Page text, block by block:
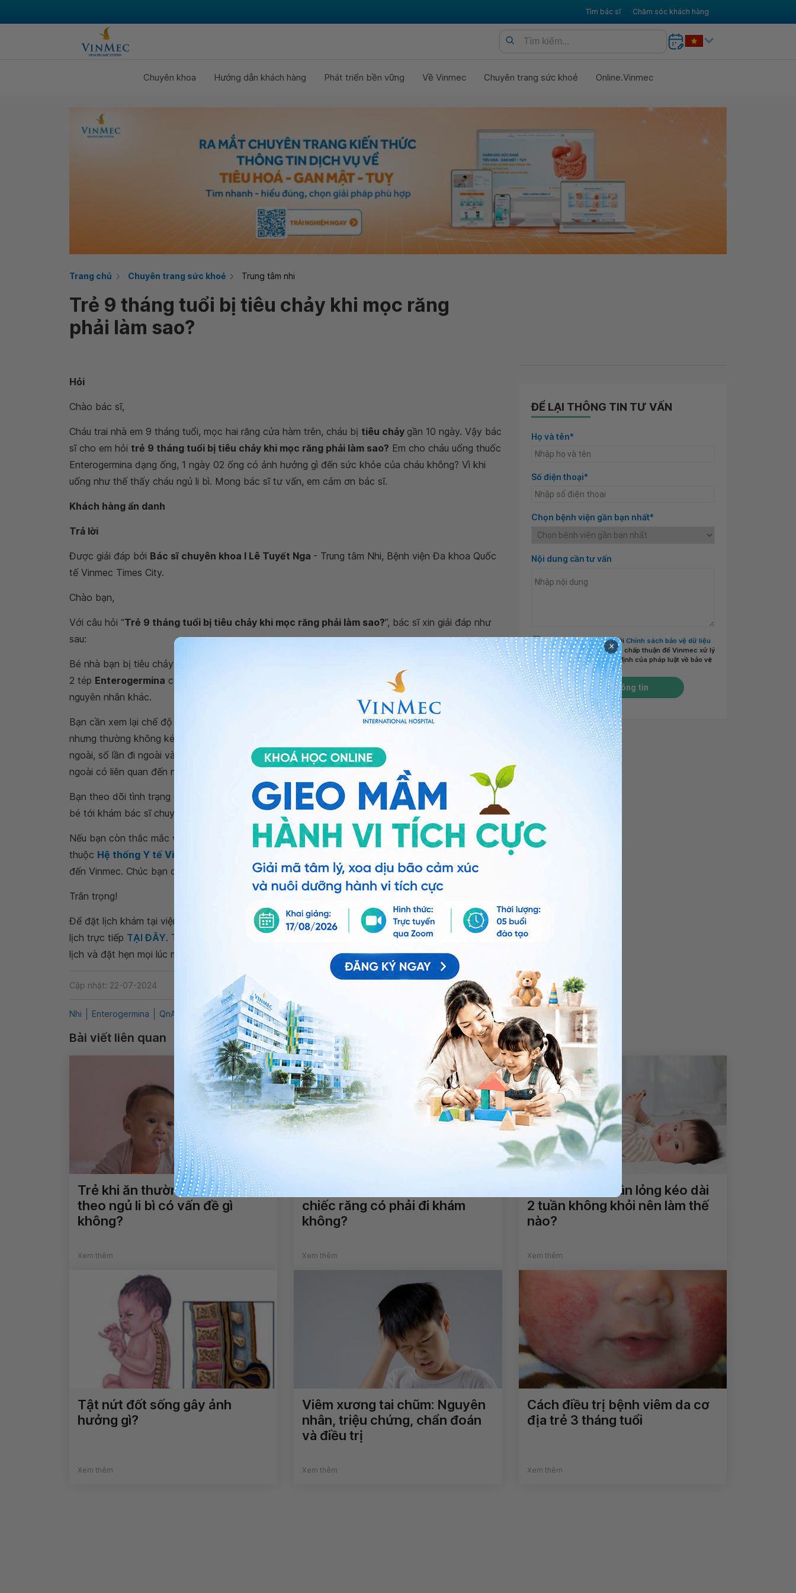
Tìm bác sĩ Chăm sóc khách hàng
Chuyên khoa Hướng dẫn khách hàng Phát triển bền vững Về Vinmec Chuyên trang sức khoẻ Online.Vinmec
Trang chủ Chuyên trang sức khoẻ Trung tâm nhi
Trẻ 9 tháng tuổi bị tiêu chảy khi mọc răng
phải làm sao?
Hỏi
Chào bác sĩ,
Cháu trai nhà em 9 tháng tuổi, mọc hai răng cửa hàm trên, cháu bị tiêu chảy gần 10 ngày. Vậy bác
sĩ cho em hỏi trẻ 9 tháng tuổi bị tiêu chảy khi mọc răng phải làm sao? Em cho cháu uống thuốc
Enterogermina dạng ống, 1 ngày 02 ống có ảnh hưởng gì đến sức khỏe của cháu không? Vì khi
uống như thế thấy cháu ngủ li bì. Mong bác sĩ tư vấn, em cảm ơn bác sĩ.
Khách hàng ẩn danh
Trả lời
Được giải đáp bởi Bác sĩ chuyên khoa I Lê Tuyết Nga - Trung tâm Nhi, Bệnh viện Đa khoa Quốc
tế Vinmec Times City.
Chào bạn,
Với câu hỏi “Trẻ 9 tháng tuổi bị tiêu chảy khi mọc răng phải làm sao?”, bác sĩ xin giải đáp như
sau:
Bé nhà bạn bị tiêu chảy khi mọc răng, bạn có cho bé uống 2 tép Enterogermina. Việc cho bé uống
2 tép Enterogermina của bé không gây ảnh hưởng đến sức khỏe, việc bé ngủ li bì
nguyên nhân khác.
Bạn cần xem lại chế độ ăn của bé như thế nào, vì thường khi bé mọc răng có thể đi phân hơi nát
nhưng thường không kéo dài. Bạn xem lại việc bổ sung dung dịch Oresol cho bé sau những lần đi
ngoài, số lần đi ngoài và lượng phân mỗi lần đi ngoài của bé, vấn đề mất nước khi đi ngoài ở bé, đi
ngoài có liên quan đến nhiễm khuẩn ở bé hay không,...
Bạn theo dõi tình trạng của bé như bác sĩ hướng dẫn, nếu tình trạng của bé không đỡ, bạn cần đứa
bé tới khám bác sĩ chuyên khoa Nhi để được tư vấn cụ thể.
Nếu bạn còn thắc mắc về t rẻ 9 tháng tuổi bị tiêu chảy khi mọc răng, bạn có thể đến bệnh viện
thuộc Hệ thống Y tế Vinmec
đến Vinmec. Chúc bạn có thật nhiều sức khỏe.
Trân trọng!
Để đặt lịch khám tại viện, Quý khách vui lòng bấm sốHOTLINE , đặt mua GÓI DỊCH VỤ
hoặc đặt
lịch trực tiếp TẠI ĐÂY. Tải và đặt lịch khám tự động trên ứng dụng My Vinmec để quản lý, theo dõi
lịch và đặt hẹn mọi lúc mọi nơi ngay trên ứng dụng.
Cập nhật: 22-07-2024
Nhi Enterogermina QnA Trẻ ngủ li bì Trẻ mọc răng Trẻ tiêu chảy
ĐỂ LẠI THÔNG TIN TƯ VẤN
Họ và tên*
Số điện thoại*
Chọn bệnh viện gần bạn nhất*
Nội dung cần tư vấn
Tôi đã đọc và đồng ý với Chính sách bảo vệ dữ liệu
cá nhân của Vinmecvà chấp thuận để Vinmec xử lý
DLCN của tôi theo quy định của pháp luật về bảo vệ
DLCN.*
Gửi thông tin
Bài viết liên quan
Trẻ khi ăn thường nôn trớ kèm
theo ngủ li bì có vấn đề gì
không?
Xem thêm
chiếc răng có phải đi khám
không?
Xem thêm
Trẻ đi ngoài phân lỏng kéo dài
2 tuần không khỏi nên làm thế
nào?
Xem thêm
Tật nứt đốt sống gây ảnh
hưởng gì?
Xem thêm
Viêm xương tai chũm: Nguyên
nhân, triệu chứng, chẩn đoán
và điều trị
Xem thêm
Cách điều trị bệnh viêm da cơ
địa trẻ 3 tháng tuổi
Xem thêm
×